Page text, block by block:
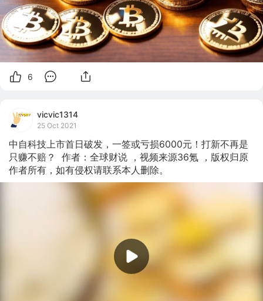
6
vicvic1314
25 Oct 2021
中自科技上市首日破发，一签或亏损6000元！打新不再是
只赚不赔？  作者：全球财说 ，视频来源36氪 ，版权归原
作者所有，如有侵权请联系本人删除。